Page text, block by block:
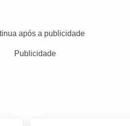
após a publicidade
Publicidade